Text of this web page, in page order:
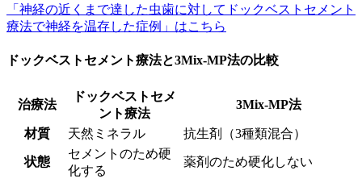
「神経の近くまで達した虫歯に対してドックベストセメント
療法で神経を温存した症例」はこちら
ドックベストセメント療法と3Mix-MP法の比較
治療法
ドックベストセメ
ント療法
3Mix-MP法
材質 天然ミネラル 抗生剤（3種類混合）
状態
セメントのため硬
化する
薬剤のため硬化しない